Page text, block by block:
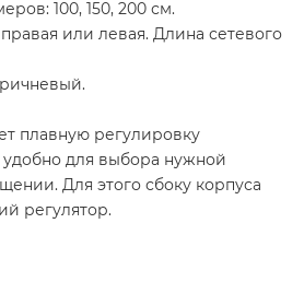
100, 150, 200 см.
или левая. Длина сетевого
плавную регулировку
для выбора нужной
Для этого сбоку корпуса
регулятор.